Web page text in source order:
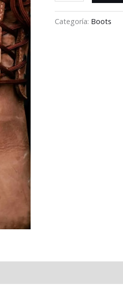
Categoría: Boots